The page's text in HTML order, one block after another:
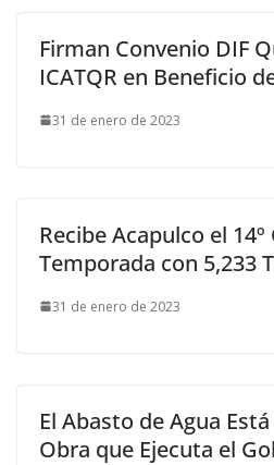
Firman Convenio DIF
ICATQR en Beneficio
31 de enero de 2023
Recibe Acapulco el
Temporada con 5,233
31 de enero de 2023
El Abasto de Agua
Obra que Ejecuta el